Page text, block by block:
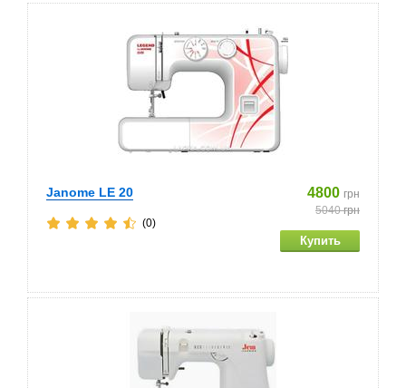
Janome LE 20 4800 грн
5040грн
(0)